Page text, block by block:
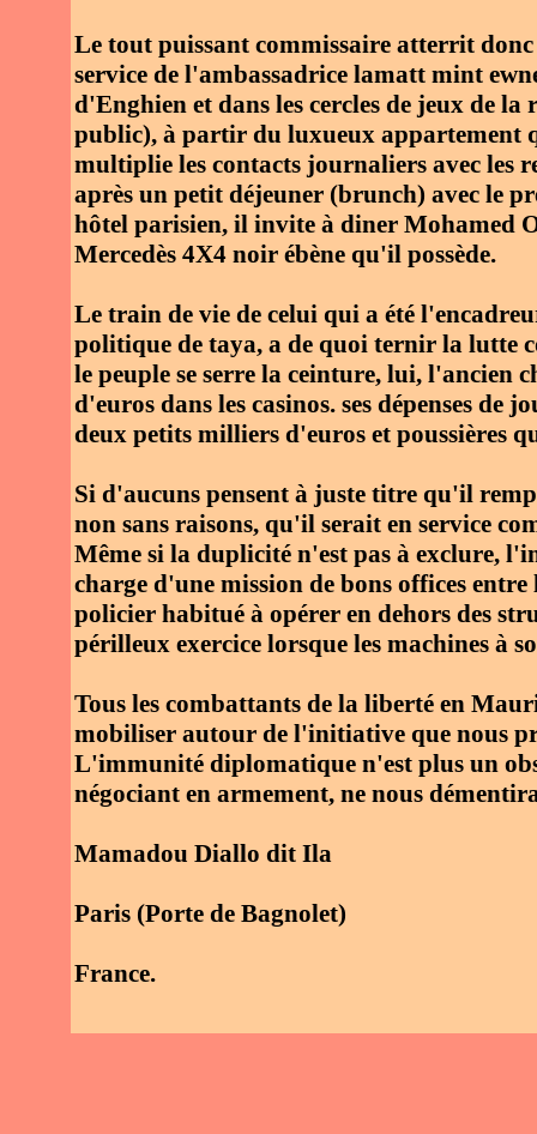
Le tout puissant commissaire atterrit
service de l'ambassadrice lamatt mint
d'Enghien et dans les cercles de jeux de
public), à partir du luxueux appartement
multiplie les contacts journaliers avec les
après un petit déjeuner (brunch) avec le
hôtel parisien, il invite à diner Mohamed
Mercedès 4X4 noir ébène qu'il possède.
Le train de vie de celui qui a été
politique de taya, a de quoi ternir la lutte
le peuple se serre la ceinture, lui, l'ancien
d'euros dans les casinos. ses dépenses de
deux petits milliers d'euros et poussières
Si d'aucuns pensent à juste titre qu'il
non sans raisons, qu'il serait en service
Même si la duplicité n'est pas à exclure,
charge d'une mission de bons offices entre
policier habitué à opérer en dehors des
périlleux exercice lorsque les machines à
Tous les combattants de la liberté en
mobiliser autour de l'initiative que nous
L'immunité diplomatique n'est plus un
négociant en armement, ne nous
Mamadou Diallo dit Ila
Paris (Porte de Bagnolet)
France.